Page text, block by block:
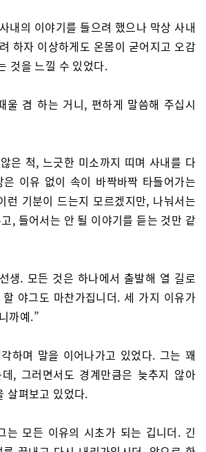
내의 이야기를 들으려 했으나 막상 사내
하자 이상하게도 온몸이 굳어지고 오감
것을 느낄 수 있었다.
울 겸 하는 거니, 편하게 말씀해 주십시
은 척, 느긋한 미소까지 띠며 사내를 다
이유 없이 속이 바짝바짝 타들어가는
런 기분이 드는지 모르겠지만, 나눠서는
, 들어서는 안 될 이야기를 듣는 것만 같
생. 모든 것은 하나에서 출발해 열 길로
야그도 마찬가집니더. 세 가지 이유가
까예.”
하며 말을 이어나가고 있었다. 그는 꽤
, 그러면서도 경계만큼은 늦추지 않아
살펴보고 있었다.
는 모든 이유의 시초가 되는 깁니더. 긴